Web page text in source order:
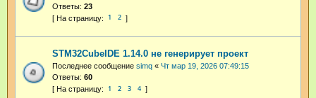
Ответы: 23
1 2
STM32CubeIDE 1.14.0 не генерирует проект
Последнее сообщение simq « Чт мар 19, 2026 07:49:15
Ответы: 60
1 2 3 4